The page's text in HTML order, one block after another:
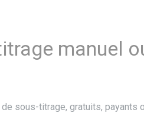
manuel
sous-titrage, gratuits, payants